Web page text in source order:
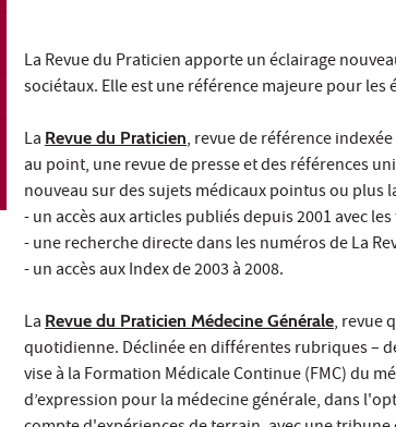
La Revue du Praticien apporte un éclairage
sociétaux. Elle est une référence majeure pour les
La Revue du Praticien, revue de référence
au point, une revue de presse et des références
nouveau sur des sujets médicaux pointus ou plus
- un accès aux articles publiés depuis 2001 avec
- une recherche directe dans les numéros de La
- un accès aux Index de 2003 à 2008.
La Revue du Praticien Médecine Générale, revue
quotidienne. Déclinée en différentes rubriques –
vise à la Formation Médicale Continue (FMC) du
d’expression pour la médecine générale, dans